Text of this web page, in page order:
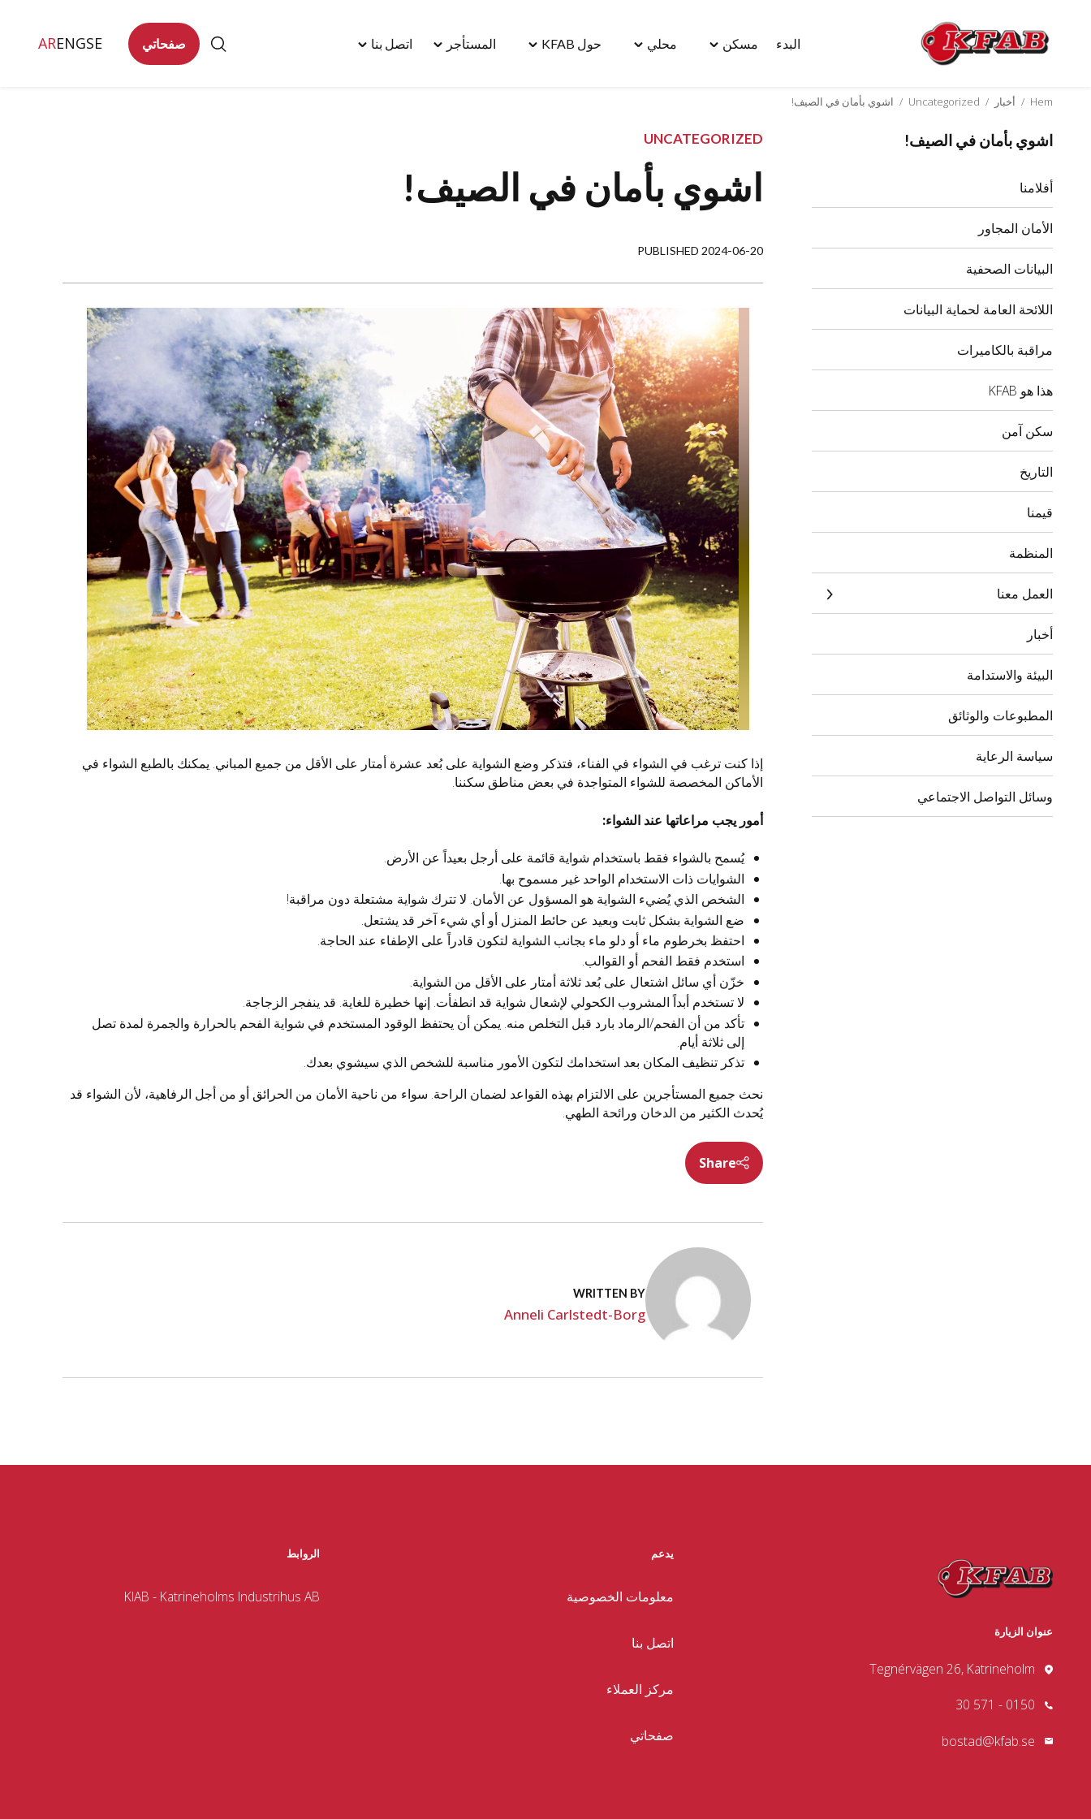
Skip
البدء مسكن Toggle
محلي Toggle
حول KFAB
Toggle
المستأجر Toggleاتصل بنا Toggle
صفحاتي SE
ENG
AR
Hem
/ أخبار /
Uncategorized
/ اشوي بأمان في الصيف!
اشوي بأمان في الصيف!
أفلامنا
الأمان المجاور
البيانات الصحفية
اللائحة العامة لحماية البيانات
مراقبة بالكاميرات
هذا هو KFAB
سكن آمن
التاريخ
قيمنا
المنظمة
العمل معنا
أخبار
البيئة والاستدامة
المطبوعات والوثائق
سياسة الرعاية
وسائل التواصل الاجتماعي
UNCATEGORIZED
اشوي بأمان في الصيف!
PUBLISHED 2024-06-20
إذا كنت ترغب في الشواء في الفناء، فتذكر وضع الشواية على بُعد عشرة أمتار على الأقل من جميع المباني. يمكنك بالطبع الشواء في
الأماكن المخصصة للشواء المتواجدة في بعض مناطق سكننا.
أمور يجب مراعاتها عند الشواء:
يُسمح بالشواء فقط باستخدام شواية قائمة على أرجل بعيداً عن الأرض.
الشوايات ذات الاستخدام الواحد غير مسموح بها.
الشخص الذي يُضيء الشواية هو المسؤول عن الأمان. لا تترك شواية مشتعلة دون مراقبة!
ضع الشواية بشكل ثابت وبعيد عن حائط المنزل أو أي شيء آخر قد يشتعل.
احتفظ بخرطوم ماء أو دلو ماء بجانب الشواية لتكون قادراً على الإطفاء عند الحاجة.
استخدم فقط الفحم أو القوالب.
خزّن أي سائل اشتعال على بُعد ثلاثة أمتار على الأقل من الشواية.
لا تستخدم أبداً المشروب الكحولي لإشعال شواية قد انطفأت. إنها خطيرة للغاية. قد ينفجر الزجاجة.
تأكد من أن الفحم/الرماد بارد قبل التخلص منه. يمكن أن يحتفظ الوقود المستخدم في شواية الفحم بالحرارة والجمرة لمدة تصل
إلى ثلاثة أيام.
تذكر تنظيف المكان بعد استخدامك لتكون الأمور مناسبة للشخص الذي سيشوي بعدك.
نحث جميع المستأجرين على الالتزام بهذه القواعد لضمان الراحة. سواء من ناحية الأمان من الحرائق أو من أجل الرفاهية، لأن الشواء قد
يُحدث الكثير من الدخان ورائحة الطهي.
Share
WRITTEN BY
Anneli Carlstedt-Borg
عنوان الزيارة
Tegnérvägen 26, Katrineholm
0150 - 571 30
bostad@kfab.se
يدعم
معلومات الخصوصية
اتصل بنا
مركز العملاء
صفحاتي
الروابط
KIAB - Katrineholms Industrihus AB